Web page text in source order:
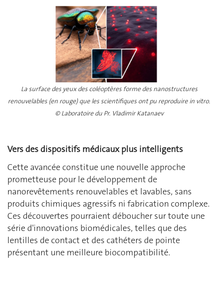
La surface des yeux des coléoptères forme des nanostructures
renouvelables (en rouge) que les scientifiques ont pu reproduire in vitro.
© Laboratoire du Pr. Vladimir Katanaev
Vers des dispositifs médicaux plus intelligents
Cette avancée constitue une nouvelle approche
prometteuse pour le développement de
nanorevêtements renouvelables et lavables, sans
produits chimiques agressifs ni fabrication complexe.
Ces découvertes pourraient déboucher sur toute une
série d'innovations biomédicales, telles que des
lentilles de contact et des cathéters de pointe
présentant une meilleure biocompatibilité.